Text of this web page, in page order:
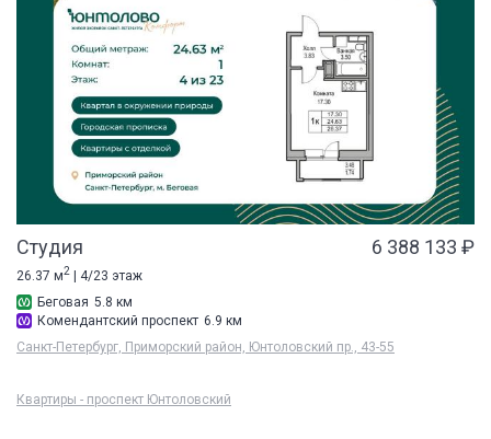
Студия 6 388 133 ₽
26.37 м2 | 4/23 этаж
Беговая 5.8 км
Комендантский проспект 6.9 км
Санкт-Петербург, Приморский район, Юнтоловский пр., 43-55
Квартиры - проспект Юнтоловский